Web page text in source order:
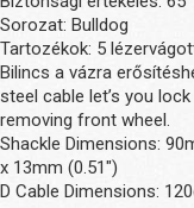
Sorozat: Bulldog
Tartozékok: 5
Bilincs a vázra
steel cable let’s you
removing front wheel.
Shackle Dimensions:
x 13mm (0.51″)
D Cable Dimensions: